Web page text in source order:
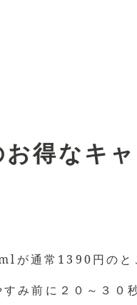
お得なキ
が通常1390円のと
み前に２０～３０